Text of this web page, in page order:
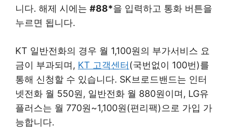
니다. 해제 시에는 #88*을 입력하고 통화 버튼을
누르면 됩니다.
KT 일반전화의 경우 월 1,100원의 부가서비스 요
금이 부과되며, KT 고객센터 (국번없이 100번)를
통해 신청할 수 있습니다. SK브로드밴드는 인터
넷전화 월 550원, 일반전화 월 880원이며, LG유
플러스는 월 770원~1,100원(편리팩)으로 가입 가
능합니다.